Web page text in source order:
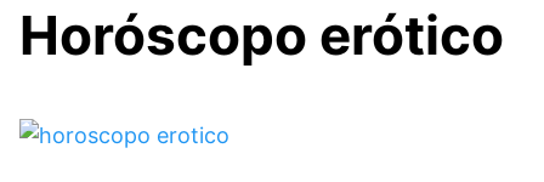
Horóscopo erótico